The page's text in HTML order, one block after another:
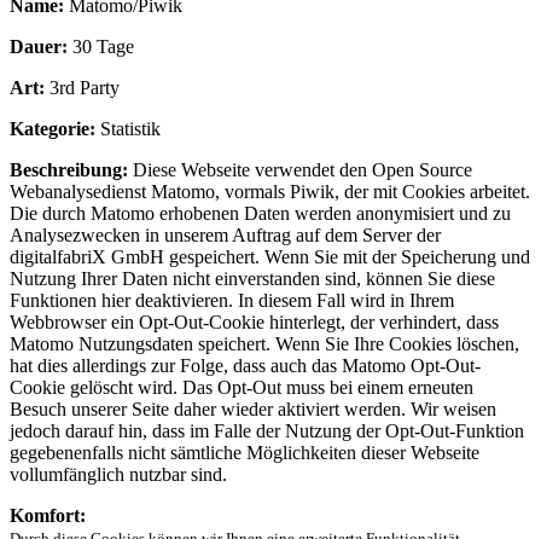
Name: Matomo/Piwik
Dauer: 30 Tage
Art: 3rd Party
Kategorie: Statistik
Beschreibung: Diese Webseite verwendet den Open Source
Webanalysedienst Matomo, vormals Piwik, der mit Cookies arbeitet.
Die durch Matomo erhobenen Daten werden anonymisiert und zu
Analysezwecken in unserem Auftrag auf dem Server der
digitalfabriX GmbH gespeichert. Wenn Sie mit der Speicherung und
Nutzung Ihrer Daten nicht einverstanden sind, können Sie diese
Funktionen hier deaktivieren. In diesem Fall wird in Ihrem
Webbrowser ein Opt-Out-Cookie hinterlegt, der verhindert, dass
Matomo Nutzungsdaten speichert. Wenn Sie Ihre Cookies löschen,
hat dies allerdings zur Folge, dass auch das Matomo Opt-Out-
Cookie gelöscht wird. Das Opt-Out muss bei einem erneuten
Besuch unserer Seite daher wieder aktiviert werden. Wir weisen
jedoch darauf hin, dass im Falle der Nutzung der Opt-Out-Funktion
gegebenenfalls nicht sämtliche Möglichkeiten dieser Webseite
vollumfänglich nutzbar sind.
Komfort: